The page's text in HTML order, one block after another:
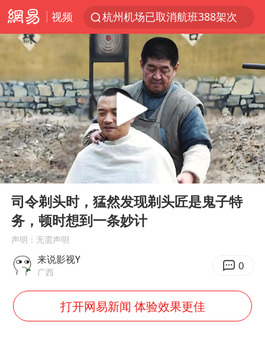
视频
杭州机场已取消航班388架次
《披荆斩棘2026》阵容官宣
白海豚北上或致京津冀暴雨
中国第1高楼阻尼器摆动明显
上海有出现龙卷潜势
国足U17与阿森纳决赛取消 并列冠军
2025年小学教师减少13.19万
王艺迪2-4不敌张本美和止步4强
上门女婿出轨女邻居多年被判重婚罪
上海大部迎大暴雨
以军士兵把枪口对准中国记者
笔试第一被劝弃考涉事副校长被撤职
《龙餐馆》 冲奖
Play
00:00 02:51
司令剃头时，猛然发现剃头匠是鬼子特
务，顿时想到一条妙计
声明：无需声明
来说影视Y
广西 0
打开网易新闻 体验效果更佳